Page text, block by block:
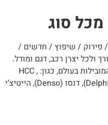
סוג
/ שיפוץ / חדשים /
יצרן רכב, דגם ומודל.
המדחסים מיוצרים על ידי החברות המובילות בעולם, כגון: HCC ,
Magneti Marelli ,Sanden, דלפי (Delphi), דנסו (Denso), הייטיצ’י